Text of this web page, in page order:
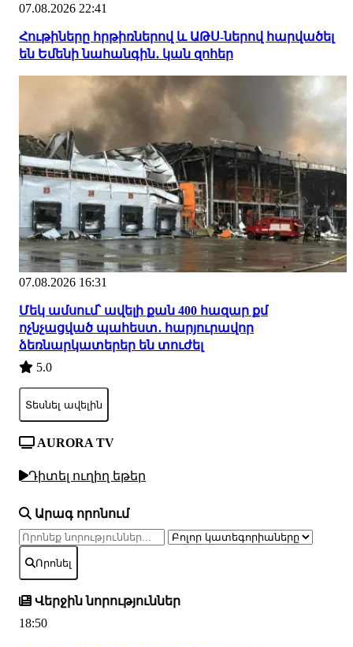
07.08.2026 22:41
Հութիները հրթիռներով և ԱԹՍ-ներով հարվածել
են Եմենի նահանգին․ կան զոհեր
07.08.2026 16:31
Մեկ ամսում՝ ավելի քան 400 հազար քմ
ոչնչացված պահեստ․ հարյուրավոր
ձեռնարկատերեր են տուժել
5.0
Տեսնել ավելին
AURORA TV
Դիտել ուղիղ եթեր
Արագ որոնում
Որոնել
Վերջին նորություններ
18:50